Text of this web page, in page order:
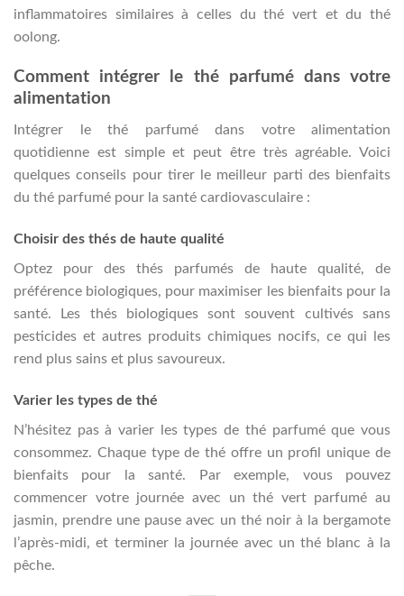
inflammatoires similaires à celles du thé vert et du thé
oolong.
Comment intégrer le thé parfumé dans votre
alimentation
Intégrer le thé parfumé dans votre alimentation
quotidienne est simple et peut être très agréable. Voici
quelques conseils pour tirer le meilleur parti des bienfaits
du thé parfumé pour la santé cardiovasculaire :
Choisir des thés de haute qualité
Optez pour des thés parfumés de haute qualité, de
préférence biologiques, pour maximiser les bienfaits pour la
santé. Les thés biologiques sont souvent cultivés sans
pesticides et autres produits chimiques nocifs, ce qui les
rend plus sains et plus savoureux.
Varier les types de thé
N’hésitez pas à varier les types de thé parfumé que vous
consommez. Chaque type de thé offre un profil unique de
bienfaits pour la santé. Par exemple, vous pouvez
commencer votre journée avec un thé vert parfumé au
jasmin, prendre une pause avec un thé noir à la bergamote
l’après-midi, et terminer la journée avec un thé blanc à la
pêche.